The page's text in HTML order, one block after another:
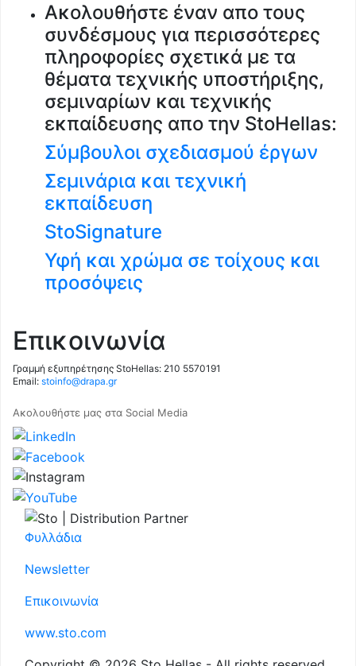
Ακολουθήστε έναν απο τους
συνδέσμους για περισσότερες
πληροφορίες σχετικά με τα
θέματα τεχνικής υποστήριξης,
σεμιναρίων και τεχνικής
εκπαίδευσης απο την StoHellas:
Σύμβουλοι σχεδιασμού έργων
Σεμινάρια και τεχνική
εκπαίδευση
StoSignature
Υφή και χρώμα σε τοίχους και
προσόψεις
Επικοινωνία
Γραμμή εξυπηρέτησης StoHellas: 210 5570191
Email: stoinfo@drapa.gr
Ακολουθήστε μας στα Social Media
Φυλλάδια
Newsletter
Επικοινωνία
www.sto.com